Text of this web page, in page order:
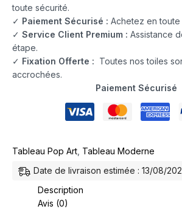
toute sécurité.
✓ Paiement Sécurisé : Achetez en
✓ Service Client Premium : Assistance
étape.
✓ Fixation Offerte : Toutes nos toiles
accrochées.
Paiement Sécurisé
Tableau Pop Art Tableau Moderne
Date de livraison estimée : 13/08/
Description
Avis (0)